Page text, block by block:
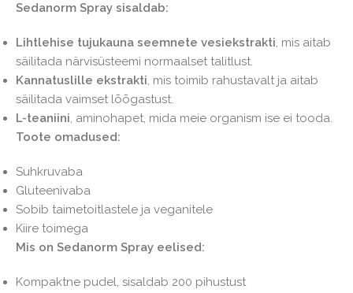
Sedanorm Spray sisaldab:
Lihtlehise tujukauna seemnete vesiekstrakti, mis aitab
säilitada närvisüsteemi normaalset talitlust.
Kannatuslille ekstrakti, mis toimib rahustavalt ja aitab
säilitada vaimset lõõgastust.
L-teaniini, aminohapet, mida meie organism ise ei tooda.
Toote omadused:
Suhkruvaba
Gluteenivaba
Sobib taimetoitlastele ja veganitele
Kiire toimega
Mis on Sedanorm Spray eelised:
Kompaktne pudel, sisaldab 200 pihustust